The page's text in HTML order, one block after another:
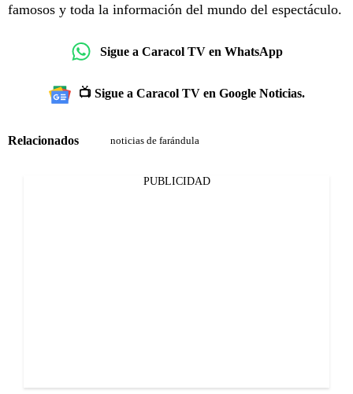
famosos y toda la información del mundo del espectáculo.
Sigue a Caracol TV en WhatsApp
📺 Sigue a Caracol TV en Google Noticias.
Relacionados noticias de farándula
PUBLICIDAD